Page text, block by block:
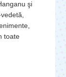
şi
toate